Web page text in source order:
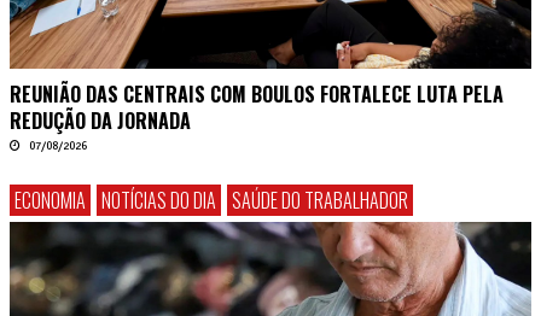
REUNIÃO DAS CENTRAIS COM BOULOS FORTALECE LUTA PELA
REDUÇÃO DA JORNADA
07/08/2026
ECONOMIA NOTÍCIAS DO DIA SAÚDE DO TRABALHADOR